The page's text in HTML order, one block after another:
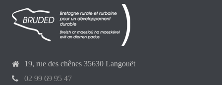
19, rue des chênes 35630 Langouët
02 99 69 95 47